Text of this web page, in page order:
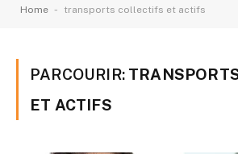
Home - transports collectifs et actifs
PARCOURIR:
ET ACTIFS